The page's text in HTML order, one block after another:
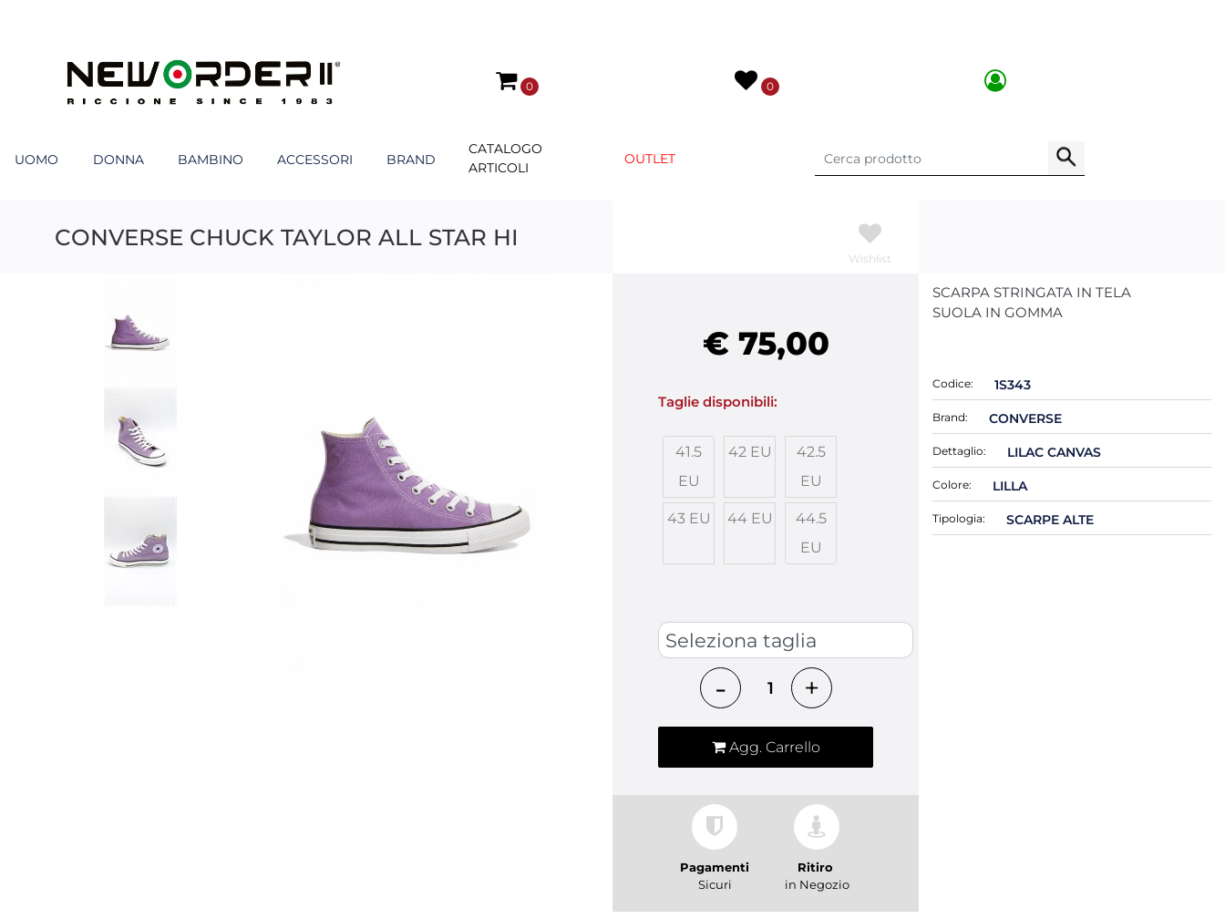
0 0
UOMO DONNA BAMBINO ACCESSORI BRAND
CATALOGO
ARTICOLI
OUTLET
CONVERSE CHUCK TAYLOR ALL STAR HI
Wishlist
€ 75,00
Taglie disponibili:
41.5
EU
42 EU
42.5
EU
43 EU 44 EU
44.5
EU
Quantità
Agg. Carrello
Pagamenti
Sicuri
Ritiro
in Negozio
SCARPA STRINGATA IN TELA
SUOLA IN GOMMA
Codice: 1S343
Brand: CONVERSE
Dettaglio: LILAC CANVAS
Colore: LILLA
Tipologia: SCARPE ALTE